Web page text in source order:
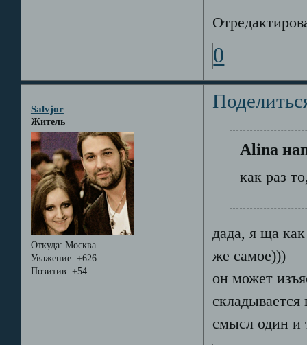
0
Salvjor
Житель
Откуда: Москва
Уважение: +626
Позитив: +54
Alina
как раз
дада, я ща
же самое)))
он может
складывается
смысл один и